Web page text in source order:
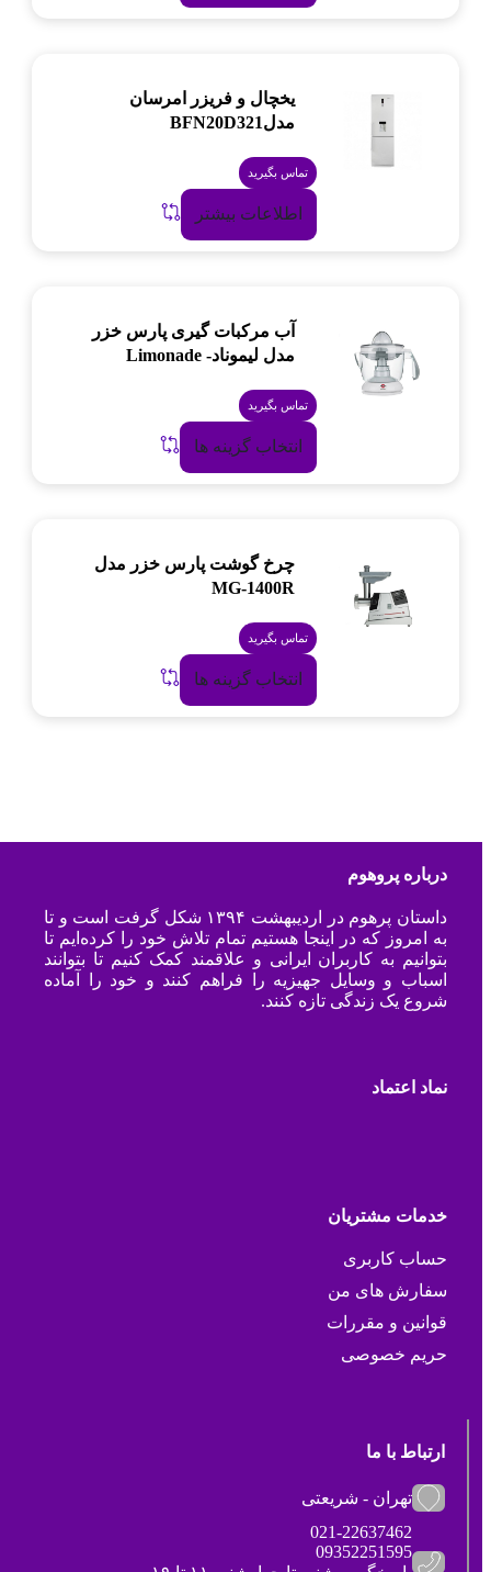
یخچال و فریزر امرسان
مدلBFN20D321
تماس بگیرید
اطلاعات بیشتر
آب مرکبات گیری پارس خزر
مدل لیموناد- Limonade
تماس بگیرید
انتخاب گزینه ها
چرخ گوشت پارس خزر مدل
MG-1400R
تماس بگیرید
انتخاب گزینه ها
درباره پروهوم
داستان پرهوم در اردیبهشت ۱۳۹۴ شکل گرفت است و تا
به امروز که در اینجا هستیم تمام تلاش خود را کرده‌ایم تا
بتوانیم به کاربران ایرانی و علاقمند کمک کنیم تا بتوانند
اسباب و وسایل جهیزیه را فراهم کنند و خود را آماده
شروع یک زندگی تازه کنند.
نماد اعتماد
خدمات مشتریان
حساب کاربری
سفارش های من
قوانین و مقررات
حریم خصوصی
ارتباط با ما
تهران - شریعتی
021-22637462
09352251595